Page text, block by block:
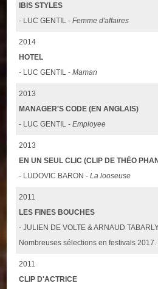
IBIS STYLES
- LUC GENTIL -Femme d'affaires
2014
HOTEL
- LUC GENTIL -Maman
2013
MANAGER'S CODE (EN ANGLAIS)
- LUC GENTIL -Employee
2013
EN UN SEUL CLIC (CLIP DE THÉO
- LUDOVIC BARON -La looseuse
2011
LES FINES BOUCHES
- JULIEN DE VOLTE & ARNAUD
Nombreuses sélections en festivals 2017.
2011
CLIP D'ACTRICE